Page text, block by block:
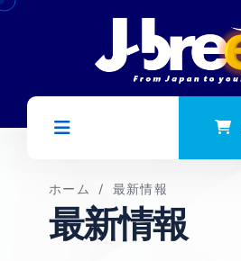
ホーム / 最新情報
最新情報